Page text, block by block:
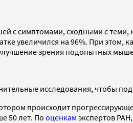
с симптомами, сходными с
увеличился на 96%. При
зрения подопытных
исследования, чтобы
происходит
50 лет. По оценкам экспертов